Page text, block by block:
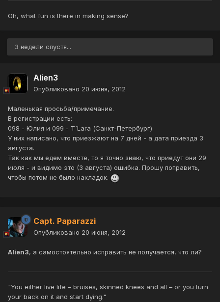
Oh, what fun is there in making sense?
3 недели спустя...
Alien3
Опубликовано 20 июня, 2012
Маленькая просьба/примечание.
В регистрации есть:
098 - Юлия и 099 - T`Lara (Санкт-Петербург)
У них написано, что приезжают на 7 дней - а дата приезда 3
августа.
Так как мы едем вместе, то я точно знаю, что приедут они 29
июля - и видимо это (3 августа) ошибка. Прошу поправить,
чтобы потом не было накладок.
Capt. Paparazzi
Опубликовано 20 июня, 2012
Alien3, а самостоятельно исправить не получается, что ли?
"You either live life – bruises, skinned knees and all – or you turn
your back on it and start dying."